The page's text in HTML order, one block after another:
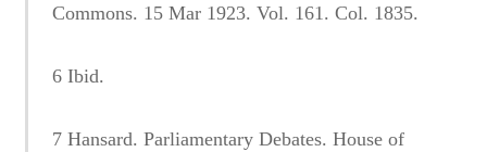
Commons. 15 Mar 1923. Vol. 161. Col. 1835.
6 Ibid.
7 Hansard. Parliamentary Debates. House of